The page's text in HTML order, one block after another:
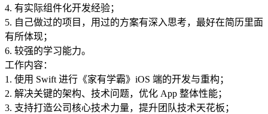
4. 有实际组件化开发经验；
5. 自己做过的项目，用过的方案有深入思考，最好在简历里面
有所体现；
6. 较强的学习能力。
工作内容：
1. 使用 Swift 进行《家有学霸》iOS 端的开发与重构；
2. 解决关键的架构、技术问题，优化 App 整体性能；
3. 支持打造公司核心技术力量，提升团队技术天花板；